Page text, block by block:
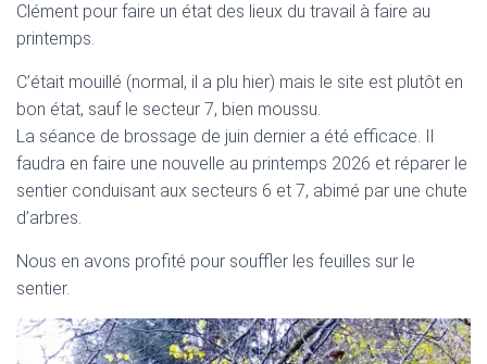
Clément pour faire un état des lieux du travail à faire au
printemps.
C’était mouillé (normal, il a plu hier) mais le site est plutôt en
bon état, sauf le secteur 7, bien moussu.
La séance de brossage de juin dernier a été efficace. Il
faudra en faire une nouvelle au printemps 2026 et réparer le
sentier conduisant aux secteurs 6 et 7, abimé par une chute
d’arbres.
Nous en avons profité pour souffler les feuilles sur le
sentier.